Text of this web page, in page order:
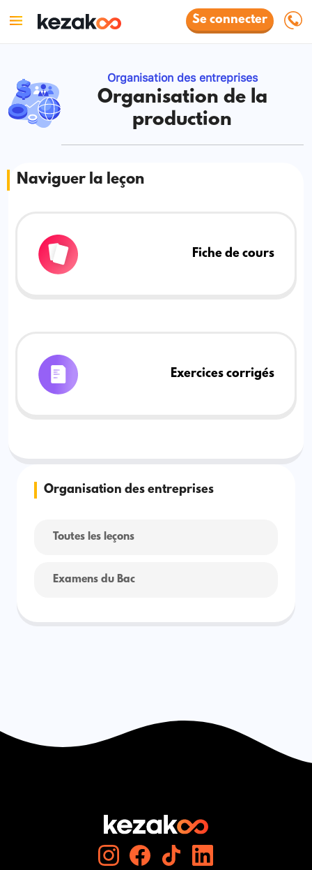
Se connecter
Organisation des entreprises
Organisation de la
production
Naviguer la leçon
Fiche de cours
Exercices corrigés
Organisation des entreprises
Toutes les leçons
Examens du Bac